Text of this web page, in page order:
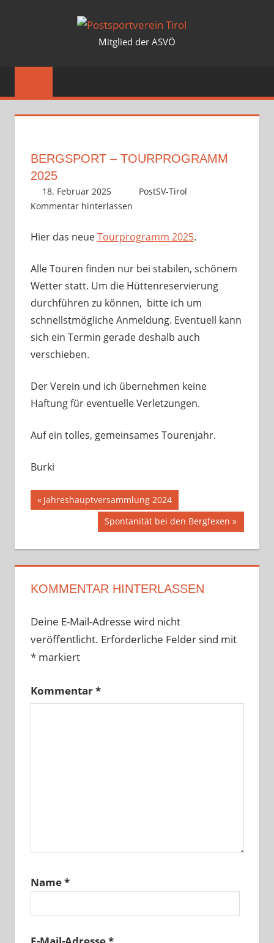
Mitglied der ASVÖ
BERGSPORT – TOURPROGRAMM
2025
18. Februar 2025 PostSV-Tirol
Kommentar hinterlassen
Hier das neueTourprogramm 2025.
Alle Touren finden nur bei stabilen, schönem
Wetter statt. Um die Hüttenreservierung
durchführen zu können, bitte ich um
schnellstmögliche Anmeldung. Eventuell kann
sich ein Termin gerade deshalb auch
verschieben.
Der Verein und ich übernehmen keine
Haftung für eventuelle Verletzungen.
Auf ein tolles, gemeinsames Tourenjahr.
Burki
Beitragsnavigation
Vorheriger
Beitrag:
Jahreshauptversammlung 2024
Nächster
Beitrag:
Spontanität bei den Bergfexen
KOMMENTAR HINTERLASSEN
Deine E-Mail-Adresse wird nicht
veröffentlicht. Erforderliche Felder sind mit
*markiert
Kommentar*
Name*